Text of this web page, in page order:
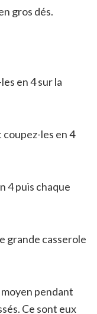
gros dés.
en 4 sur la
les en 4
4 puis chaque
grande casserole
moyen pendant
Ce sont eux